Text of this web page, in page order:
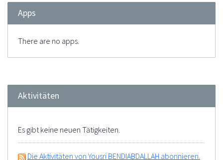
Apps
There are no apps.
Aktivitäten
Es gibt keine neuen Tätigkeiten.
Die Aktivitäten von Yousri BENDIABDALLAH abonnieren.